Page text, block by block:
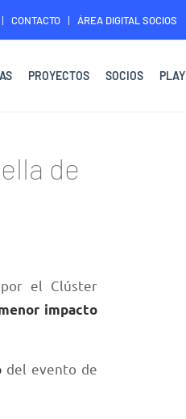
CONTACTO ÁREA DIGITAL SOCIOS
PROYECTOS SOCIOS PLAY
de
el Clúster
impacto
del evento de